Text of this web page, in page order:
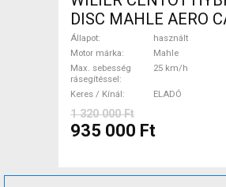
DISC MAHLE AERO
kerekek XL Elektromos
Országúti / Gravel
használt ELADÓ
Állapot
használt
Motor márka
Mahle
Max. sebesség
rásegítéssel
25 km/h
Keres / Kínál ELADÓ
1 320 000 Ft
935 000 Ft